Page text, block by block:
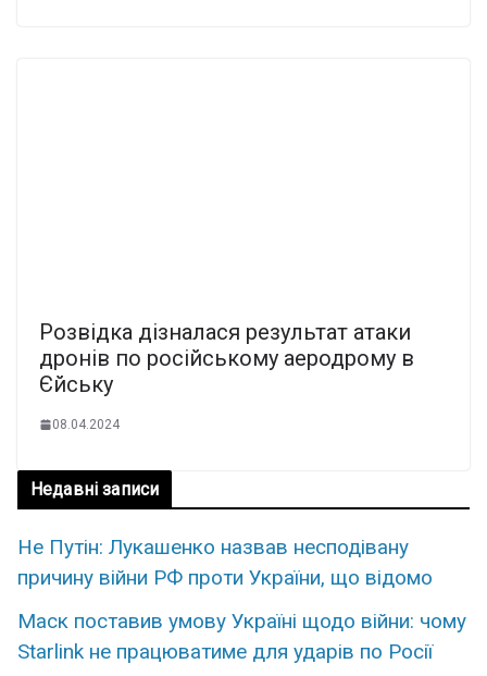
Розвідка дізналася результат атаки
дронів по російському аеродрому в
Єйську
08.04.2024
Недавні записи
Не Путін: Лукашенко назвав несподівану
причину війни РФ проти України, що відомо
Маск поставив умову Україні щодо війни: чому
Starlink не працюватиме для ударів по Росії